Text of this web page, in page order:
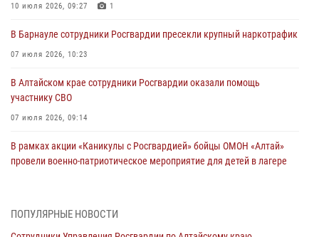
10 июля 2026, 09:27 1
В Барнауле сотрудники Росгвардии пресекли крупный наркотрафик
07 июля 2026, 10:23
В Алтайском крае сотрудники Росгвардии оказали помощь
участнику СВО
07 июля 2026, 09:14
В рамках акции «Каникулы с Росгвардией» бойцы ОМОН «Алтай»
провели военно-патриотическое мероприятие для детей в лагере
ПОПУЛЯРНЫЕ НОВОСТИ